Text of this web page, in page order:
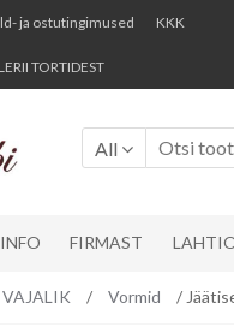
ja ostutingimused KKK
TORTIDEST
All
FIRMAST
/ Vormid /